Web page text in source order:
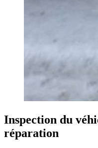
Inspection du
réparation